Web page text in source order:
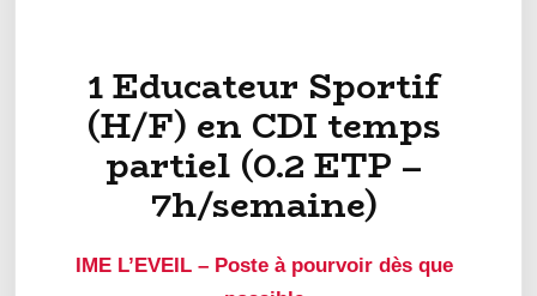
1 Educateur Sportif
(H/F) en CDI temps
partiel (0.2 ETP –
7h/semaine)
IME L’EVEIL – Poste à pourvoir dès que